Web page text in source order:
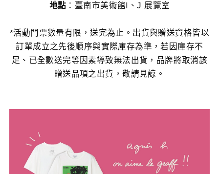
地點 ：臺南市美術館I、J 展覽室
*活動門票數量有限，送完為止。出貨與贈送資格皆以
訂單成立之先後順序與實際庫存為準，若因庫存不
足、已全數送完等因素導致無法出貨，品牌將取消該
贈送品項之出貨，敬請見諒。